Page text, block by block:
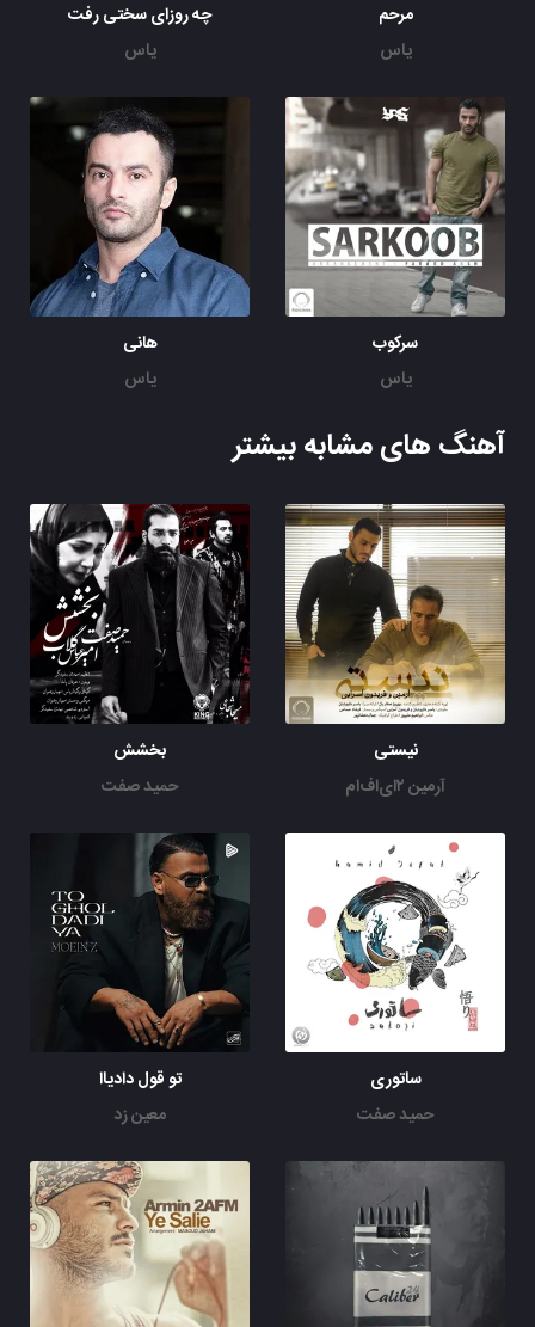
مرحم
یاس
چه روزای سختی رفت
یاس
سرکوب
یاس
هانی
یاس
آهنگ های مشابه بیشتر
نیستی
آرمین ۲ای‌اف‌ام
بخشش
حمید صفت
ساتوری
حمید صفت
تو قول دادیاا
معین زد